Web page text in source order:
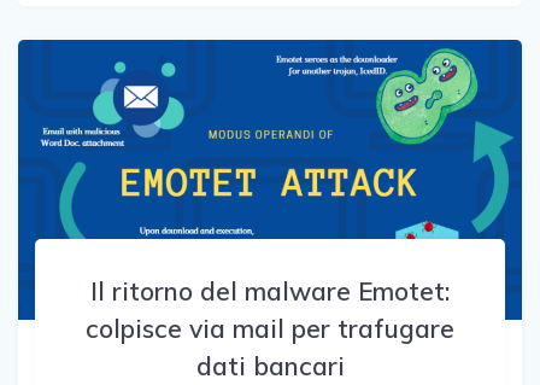
Il ritorno del malware Emotet:
colpisce via mail per trafugare
dati bancari